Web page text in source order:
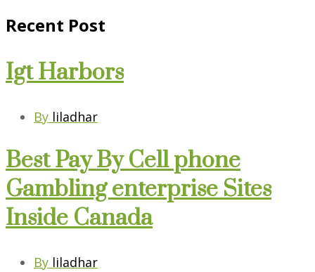
Recent Post
Igt Harbors
By liladhar
Best Pay By Cell phone
Gambling enterprise Sites
Inside Canada
By liladhar